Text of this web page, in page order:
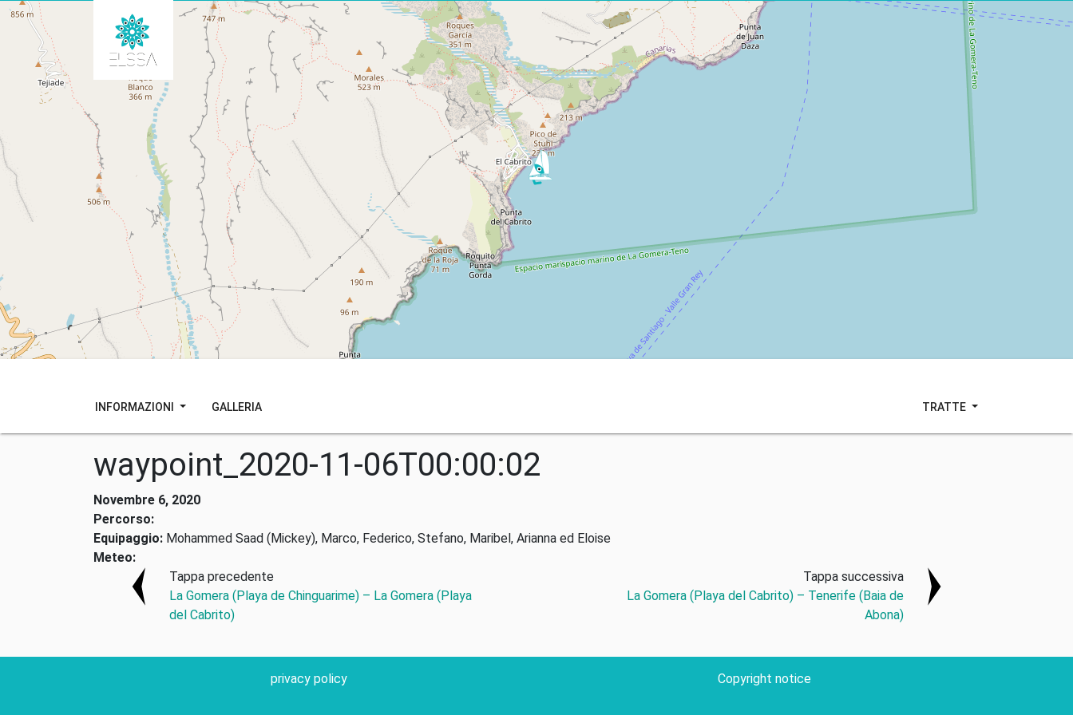
INFORMAZIONI GALLERIA TRATTE
waypoint_2020-11-06T00:00:02
Novembre 6, 2020
Percorso:
Equipaggio: Mohammed Saad (Mickey), Marco, Federico, Stefano, Maribel, Arianna ed Eloise
Meteo:
Tappa precedente
La Gomera (Playa de Chinguarime) – La Gomera (Playa
del Cabrito)
Tappa successiva
La Gomera (Playa del Cabrito) – Tenerife (Baia de
Abona)
privacy policy Copyright notice